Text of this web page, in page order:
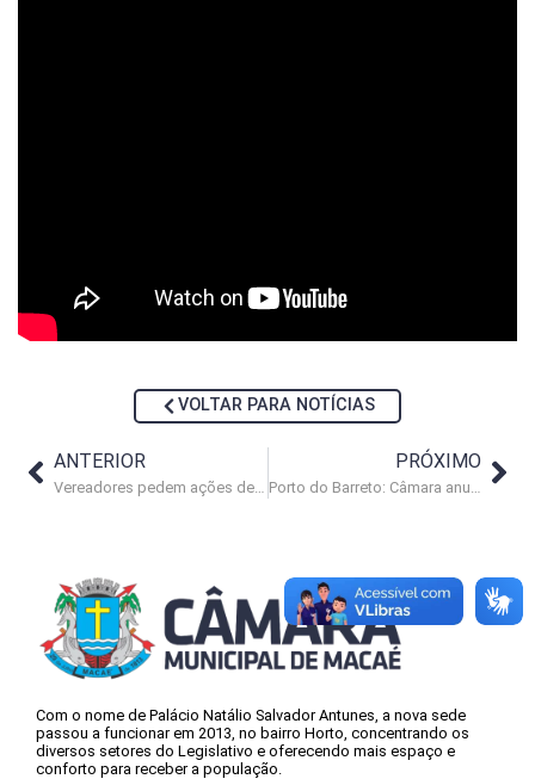
VOLTAR PARA NOTÍCIAS
ANTERIOR PRÓXIMO
Com o nome de Palácio Natálio Salvador Antunes, a nova sede
passou a funcionar em 2013, no bairro Horto, concentrando os
diversos setores do Legislativo e oferecendo mais espaço e
conforto para receber a população.